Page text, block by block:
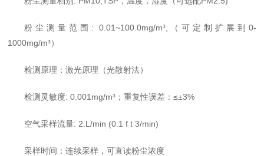
粉尘测量范围 : 0.01~100.0mg/m³,（可定制扩展到0-
1000mg/m³）
检测原理：激光原理（光散射法）
检测灵敏度: 0.001mg/m³；重复性误差：≤±3%
空气采样流量: 2.L/min (0.1 f t 3/min)
采样时间：连续采样，可直读粉尘浓度